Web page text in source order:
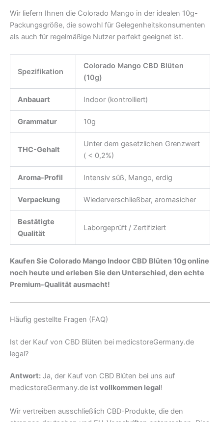
Wir liefern Ihnen die Colorado Mango in der idealen 10g-
Packungsgröße, die sowohl für Gelegenheitskonsumenten
als auch für regelmäßige Nutzer perfekt geeignet ist.
Spezifikation
Colorado Mango CBD Blüten
(10g)
Anbauart Indoor (kontrolliert)
Grammatur 10g
THC-Gehalt
Unter dem gesetzlichen Grenzwert
( < 0,2%)
Aroma-Profil Intensiv süß, Mango, erdig
Verpackung Wiederverschließbar, aromasicher
Bestätigte
Qualität
Laborgeprüft / Zertifiziert
Kaufen Sie Colorado Mango Indoor CBD Blüten 10g online
noch heute und erleben Sie den Unterschied, den echte
Premium-Qualität ausmacht!
Häufig gestellte Fragen (FAQ)
Ist der Kauf von CBD Blüten bei medicstoreGermany.de
legal?
Antwort: Ja, der Kauf von CBD Blüten bei uns auf
medicstoreGermany.de ist vollkommen legal!
Wir vertreiben ausschließlich CBD-Produkte, die den